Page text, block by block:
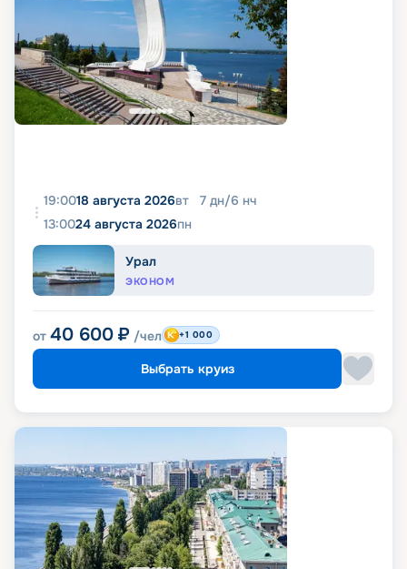
19:0018 августа 2026вт 7 дн/6 нч
13:0024 августа 2026пн
Урал
ЭКОНОМ
от 40 600 ₽ /чел +1 000
Выбрать круиз